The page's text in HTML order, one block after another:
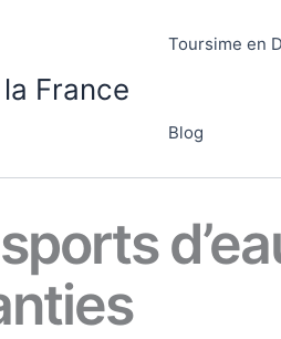
France
Toursime en
Blog